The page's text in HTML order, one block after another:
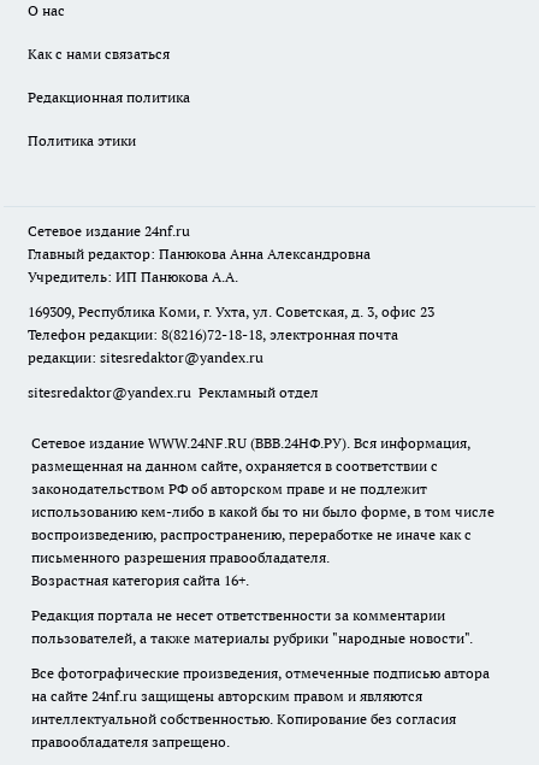
О нас
Как с нами связаться
Редакционная политика
Политика этики
Сетевое издание 24nf.ru
Главный редактор: Панюкова Анна Александровна
Учредитель: ИП Панюкова А.А.
169309, Республика Коми, г. Ухта, ул. Советская, д. 3, офис 23
Телефон редакции: 8(8216)72-18-18, электронная почта
редакции: sitesredaktor@yandex.ru
sitesredaktor@yandex.ru Рекламный отдел
Сетевое издание WWW.24NF.RU (ВВВ.24НФ.РУ). Вся информация,
размещенная на данном сайте, охраняется в соответствии с
законодательством РФ об авторском праве и не подлежит
использованию кем-либо в какой бы то ни было форме, в том числе
воспроизведению, распространению, переработке не иначе как с
письменного разрешения правообладателя.
Возрастная категория сайта 16+.
Редакция портала не несет ответственности за комментарии
пользователей, а также материалы рубрики "народные новости".
Все фотографические произведения, отмеченные подписью автора
на сайте 24nf.ru защищены авторским правом и являются
интеллектуальной собственностью. Копирование без согласия
правообладателя запрещено.